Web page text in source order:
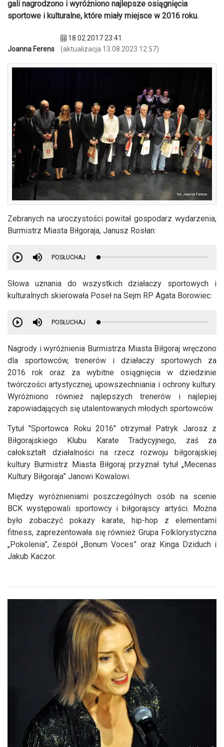
gali nagrodzono i wyróżniono najlepsze osiągnięcia
sportowe i kulturalne, które miały miejsce w 2016 roku.
Joanna Ferens
18.02.2017 23:41
(aktualizacja 13.08.2023 12:57)
Zebranych na uroczystości powitał gospodarz wydarzenia,
Burmistrz Miasta Biłgoraja, Janusz Rosłan:
POSŁUCHAJ
Słowa uznania do wszystkich działaczy sportowych i
kulturalnych skierowała Poseł na Sejm RP Agata Borowiec:
POSŁUCHAJ
Nagrody i wyróżnienia Burmistrza Miasta Biłgoraj wręczono
dla sportowców, trenerów i działaczy sportowych za
2016 rok oraz za wybitne osiągnięcia w dziedzinie
twórczości artystycznej, upowszechniania i ochrony kultury.
Wyróżniono również najlepszych trenerów i najlepiej
zapowiadających się utalentowanych młodych sportowców.
Tytuł "Sportowca Roku 2016" otrzymał Patryk Jarosz z
Biłgorajskiego Klubu Karate Tradycyjnego, zaś za
całokształt działalności na rzecz rozwoju biłgorajskiej
kultury Burmistrz Miasta Biłgoraj przyznał tytuł „Mecenas
Kultury Biłgoraja” Janowi Kowalowi.
Między wyróżnieniami poszczególnych osób na scenie
BCK występowali sportowcy i biłgorajscy artyści. Można
było zobaczyć pokazy karate, hip-hop z elementami
fitness, zaprezentowała się również Grupa Folklorystyczna
„Pokolenia”, Zespół „Bonum Voces” oraz Kinga Dziduch i
Jakub Kaczor.